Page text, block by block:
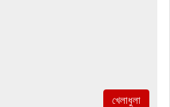
খেলাধুলা